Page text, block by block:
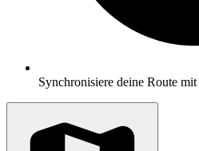
Synchronisiere deine Route mit